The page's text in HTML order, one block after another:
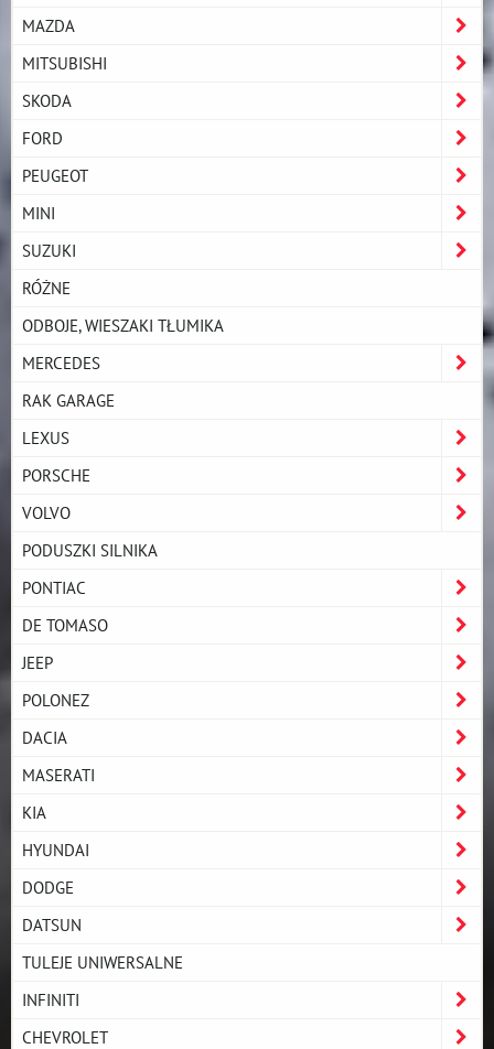
MAZDA
MITSUBISHI
SKODA
FORD
PEUGEOT
MINI
SUZUKI
RÓŻNE
ODBOJE, WIESZAKI TŁUMIKA
MERCEDES
RAK GARAGE
LEXUS
PORSCHE
VOLVO
PODUSZKI SILNIKA
PONTIAC
DE TOMASO
JEEP
POLONEZ
DACIA
MASERATI
KIA
HYUNDAI
DODGE
DATSUN
TULEJE UNIWERSALNE
INFINITI
CHEVROLET